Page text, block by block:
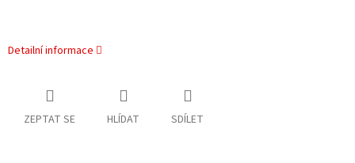
Detailní informace
ZEPTAT SE HLÍDAT SDÍLET